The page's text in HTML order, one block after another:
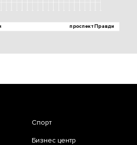
Спорт
Бизнес центр